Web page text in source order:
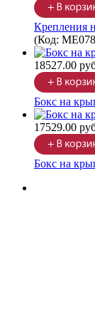
Крепления
(Код:
18527.00
Бокс на
17529.00
Бокс на